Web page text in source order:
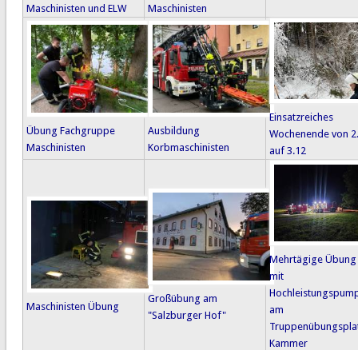
Maschinisten und ELW
Maschinisten
Übung Fachgruppe
Maschinisten
Ausbildung
Korbmaschinisten
Einsatzreiches
Wochenende von
auf 3.12
Maschinisten Übung
Großübung am
"Salzburger Hof"
Mehrtägige Übung
mit
am
Kammer